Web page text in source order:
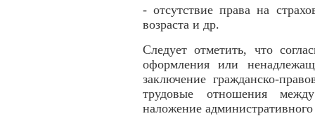
- отсутствие права на
возраста и др.
Следует отметить, что
оформления или
заключение гражданско-
трудовые отношения
наложение